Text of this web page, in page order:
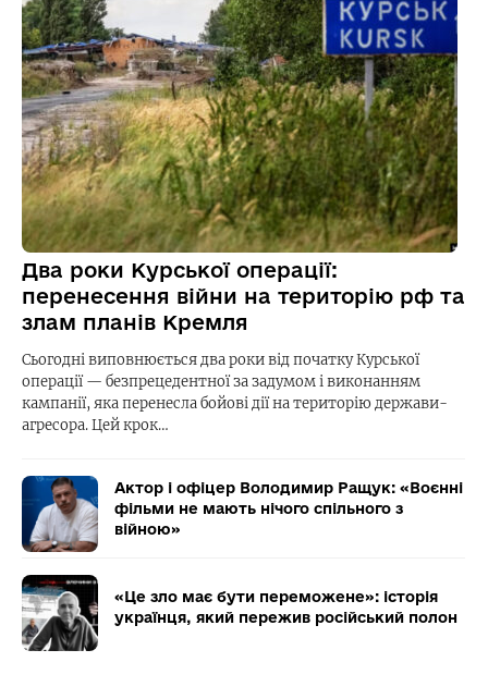
Два роки Курської операції:
перенесення війни на територію рф та
злам планів Кремля
Сьогодні виповнюється два роки від початку Курської
операції — безпрецедентної за задумом і виконанням
кампанії, яка перенесла бойові дії на територію держави-
агресора. Цей крок…
Актор і офіцер Володимир Ращук: «Воєнні
фільми не мають нічого спільного з
війною»
«Це зло має бути переможене»: історія
українця, який пережив російський полон